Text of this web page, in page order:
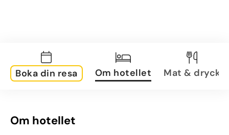
Boka din resa Om hotellet Mat & dryck
Om hotellet